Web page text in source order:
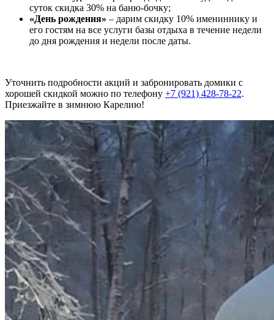
суток скидка 30% на баню-бочку;
«День рождения» – дарим скидку 10% имениннику и
его гостям на все услуги базы отдыха в течение недели
до дня рождения и недели после даты.
Уточнить подробности акций и забронировать домики с
хорошей скидкой можно по телефону +7 (921) 428-78-22.
Приезжайте в зимнюю Карелию!